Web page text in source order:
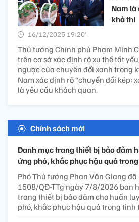
Nam là
khả thi
16/12/2025 19:20’
Thủ tướng Chính phủ Phạm Minh
trên cơ sở xác định rõ xu thế tất
ngược của chuyển đổi xanh trong
Nam xác định rõ “chuyển đổi kép:
là yêu cầu khách quan.
Chính sách mới
Danh mục trang thiết bị bảo đảm
ứng phó, khắc phục hậu quả
Phó Thủ tướng Phan Văn Giang
1508/QĐ-TTg ngày 7/8/2026 ban
trang thiết bị bảo đảm cho huấn
phó, khắc phục hậu quả trong